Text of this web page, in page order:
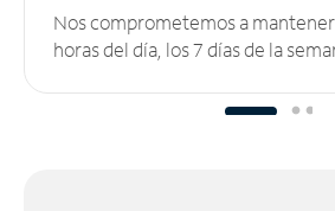
Nos comprometemos a
horas del día, los 7 días de la